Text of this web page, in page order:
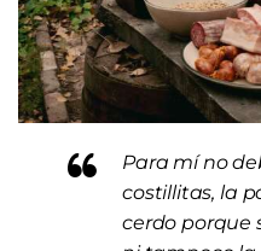
Para mí no
costillitas, la
cerdo porque